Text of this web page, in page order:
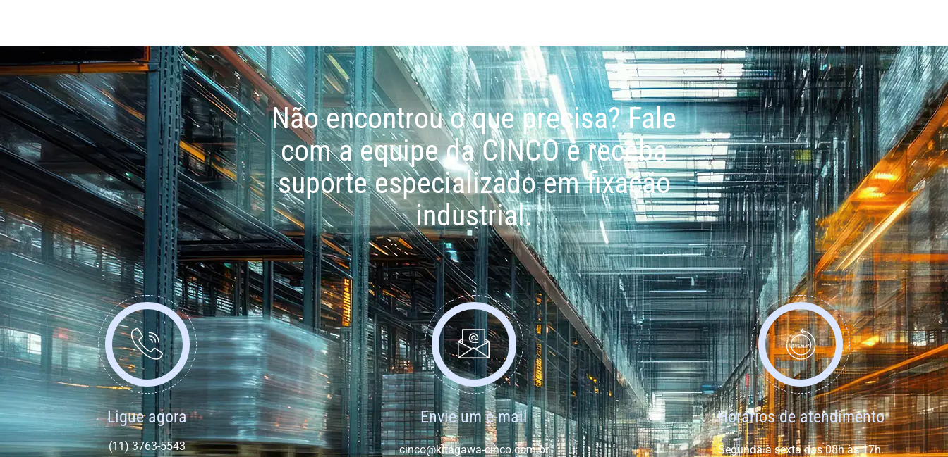
Não encontrou o que precisa? Fale
com a equipe da CINCO e receba
suporte especializado em fixação
industrial.
Ligue agora
(11) 3763-5543
Envie um e-mail
cinco@kitagawa-cinco.com.br
Horários de atendimento
Segunda à sexta das 08h às 17h.